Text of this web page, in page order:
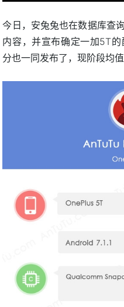
今日，安兔兔也在数据库查
内容，并宣布确定一加5T
分也一同发布了，现阶段均